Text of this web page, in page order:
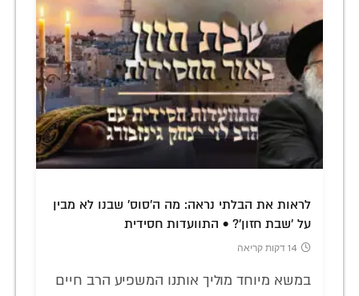
לראות את הבלתי נראה: מה ה'סוס' שבנו לא מבין
על 'שבת חזון'? • התוועדות חסידית
14 דקות קריאה
במשא מיוחד מוליך אותנו המשפיע הרב חיים